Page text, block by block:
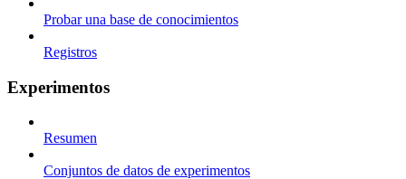
Probar una base de conocimientos
Registros
Experimentos
Resumen
Conjuntos de datos de experimentos